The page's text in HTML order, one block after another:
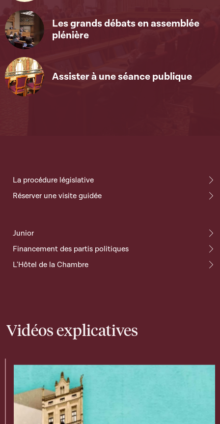
Les grands débats en assemblée
plénière
Assister à une séance publique
La procédure législative
Réserver une visite guidée
Junior
Financement des partis politiques
L'Hôtel de la Chambre
Vidéos explicatives